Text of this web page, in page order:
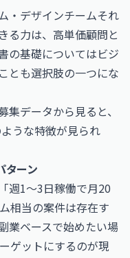
・デザインチームそれ
る力は、高単価顧問と
の基礎についてはビジ
とも選択肢の一つにな
データから見ると、
うな特徴が見られ
ターン
週1〜3日稼働で月20
相当の案件は存在す
業ベースで始めたい場
ゲットにするのが現